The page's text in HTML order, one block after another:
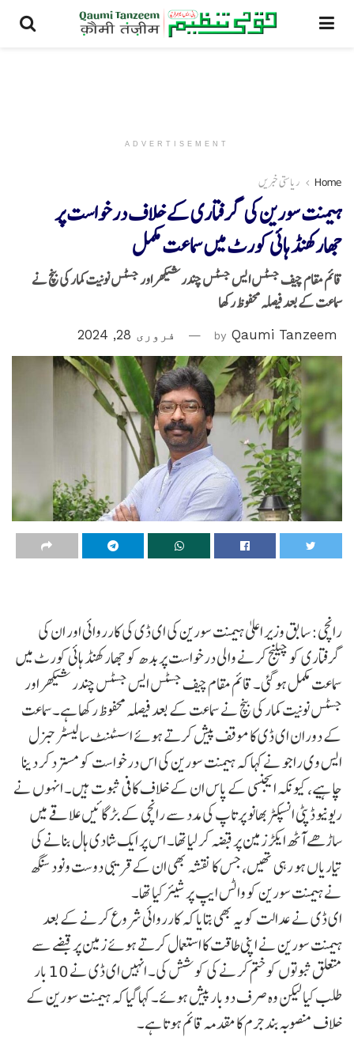
ADVERTISEMENT
Home ریاستی خبریں
ہیمنت سورین کی گرفتاری کے خلاف درخواست پر
جھارکھنڈ ہائی کورٹ میں سماعت مکمل
قائم مقام چیف جسٹس ایس جسٹس چندر شیکھر اور جسٹس نونیت کمار کی بنچ نے
سماعت کے بعد فیصلہ محفوظ رکھا
by Qaumi Tanzeem فروری 28, 2024
رانچی: سابق وزیر اعلیٰ ہیمنت سورین کی ای ڈی کی کارروائی اور ان کی
گرفتاری کو چیلنج کرنے والی درخواست پر بدھ کو جھارکھنڈ ہائی کورٹ میں
سماعت مکمل ہو گئی۔ قائم مقام چیف جسٹس ایس جسٹس چندر شیکھر اور
جسٹس نونیت کمار کی بنچ نے سماعت کے بعد فیصلہ محفوظ رکھا ہے۔سماعت
کے دوران ای ڈی کا موقف پیش کرتے ہوئے اسسٹنٹ سالیسٹر جنرل
ایس وی راجو نے کہا کہ ہیمنت سورین کی اس درخواست کو مسترد کر دینا
چاہیے، کیونکہ ایجنسی کے پاس ان کے خلاف کافی ثبوت ہیں۔ انہوں نے
ریونیو ڈپٹی انسپکٹر بھانو پرتاپ کی مدد سے رانچی کے بڑگائیں علاقے میں
ساڑھے آٹھ ایکڑ زمین پر قبضہ کر لیا تھا۔ اس پر ایک شادی ہال بنانے کی
تیاریاں ہو رہی تھیں، جس کا نقشہ بھی ان کے قریبی دوست ونود سنگھ
نے ہیمنت سورین کو واٹس ایپ پر شیئر کیا تھا۔
ای ڈی نے عدالت کو یہ بھی بتایا کہ کارروائی شروع کرنے کے بعد
ہیمنت سورین نے اپنی طاقت کا استعمال کرتے ہوئے زمین پر قبضے سے
متعلق ثبوتوں کو ختم کرنے کی کوشش کی۔ انہیں ای ڈی نے 10 بار
طلب کیا لیکن وہ صرف دو بار پیش ہوئے۔ کہا گیا کہ ہیمنت سورین کے
خلاف منصوبہ بند جرم کا مقدمہ قائم ہوتا ہے۔